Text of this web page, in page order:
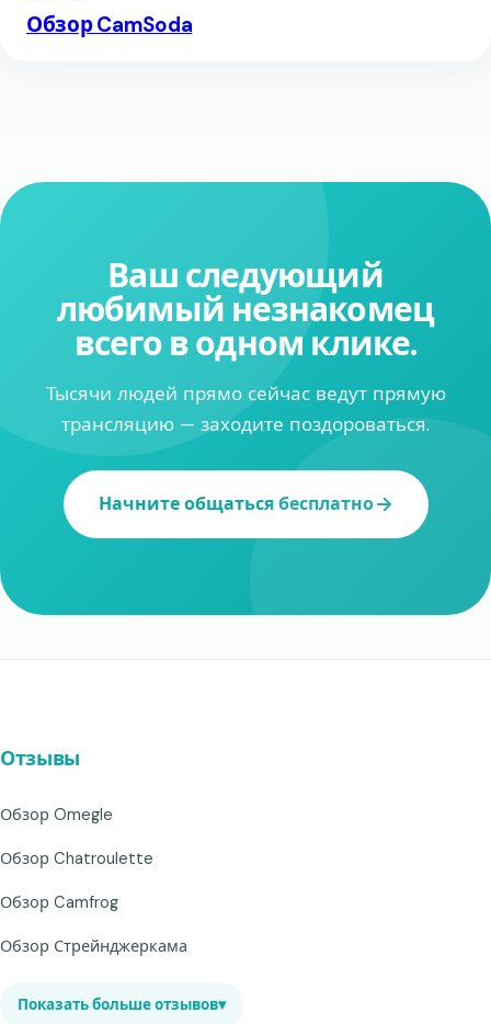
Обзор CamSoda
Ваш следующий
любимый незнакомец
всего в одном клике.
Тысячи людей прямо сейчас ведут прямую
трансляцию — заходите поздороваться.
Начните общаться бесплатно
Отзывы
Обзор Omegle
Обзор Chatroulette
Обзор Camfrog
Обзор Стрейнджеркама
Показать больше отзывов▾